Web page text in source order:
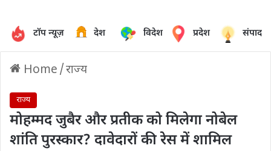
टॉप न्यूज़ देश विदेश प्रदेश
Home /राज्य
राज्य
मोहम्मद जुबैर और प्रतीक को मिलेगा नोबेल
शांति पुरस्कार? दावेदारों की रेस में शामिल